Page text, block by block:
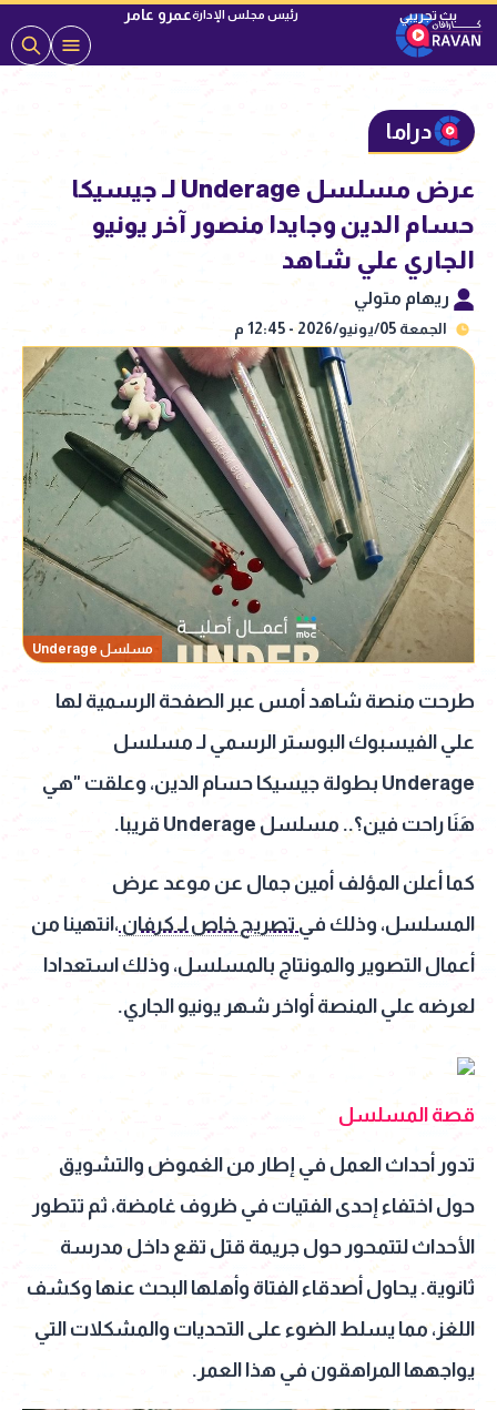
رئيس مجلس الإدارةعمرو عامر
دراما
عرض مسلسل Underage لـ جيسيكا
حسام الدين وجايدا منصور آخر يونيو
الجاري علي شاهد
ريهام متولي
الجمعة 05/يونيو/2026 - 12:45 م
مسلسل Underage
طرحت منصة شاهد أمس عبر الصفحة الرسمية لها
علي الفيسبوك البوستر الرسمي لـ مسلسل
Underage بطولة جيسيكا حسام الدين، وعلقت "هي
هَنَا راحت فين؟.. مسلسل Underage قريبا.
كما أعلن المؤلف أمين جمال عن موعد عرض
المسلسل، وذلك فيتصريح خاص لـ كرفان ،انتهينا من
أعمال التصوير والمونتاج بالمسلسل، وذلك استعدادا
لعرضه علي المنصة أواخر شهر يونيو الجاري.
قصة المسلسل
تدور أحداث العمل في إطار من الغموض والتشويق
حول اختفاء إحدى الفتيات في ظروف غامضة، ثم تتطور
الأحداث لتتمحور حول جريمة قتل تقع داخل مدرسة
ثانوية. يحاول أصدقاء الفتاة وأهلها البحث عنها وكشف
اللغز، مما يسلط الضوء على التحديات والمشكلات التي
يواجهها المراهقون في هذا العمر.